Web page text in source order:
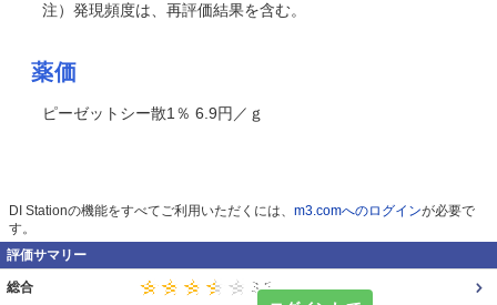
注）発現頻度は、再評価結果を含む。
薬価
ピーゼットシー散1％ 6.9円／ｇ
DI Stationの機能をすべてご利用いただくには、 m3.comへのログインが必要で
す。
評価サマリー
総合